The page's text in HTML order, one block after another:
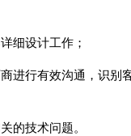
细设计工作；
进行有效沟通，识别
的技术问题。